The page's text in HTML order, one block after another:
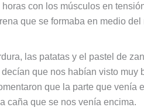
con los músculos en
que se formaba en medio del
las patatas y el pastel de
que nos habían visto
que la parte que venía
caña que se nos venía encima.